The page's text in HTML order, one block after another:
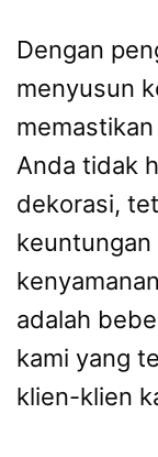
Dengan
menyusun
memastikan
Anda tidak
dekorasi,
adalah
kami yang
klien-klien